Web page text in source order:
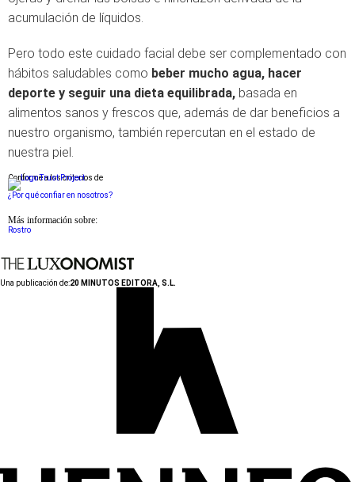
acumulación de líquidos.
Pero todo este cuidado facial debe ser complementado con
hábitos saludables como beber mucho agua, hacer
deporte y seguir una dieta equilibrada, basada en
alimentos sanos y frescos que, además de dar beneficios a
nuestro organismo, también repercutan en el estado de
nuestra piel.
Conforme a los criterios de
¿Por qué confiar en nosotros?
Más información sobre:
Rostro
Una publicación de:20 MINUTOS EDITORA, S.L.